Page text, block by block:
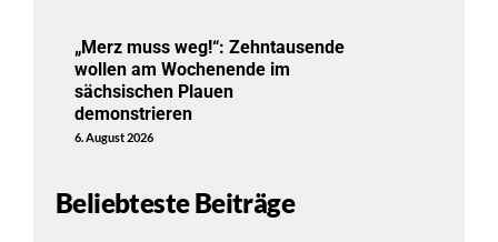
„Merz muss weg!“: Zehntausende
wollen am Wochenende im
sächsischen Plauen
demonstrieren
6. August 2026
Beliebteste Beiträge